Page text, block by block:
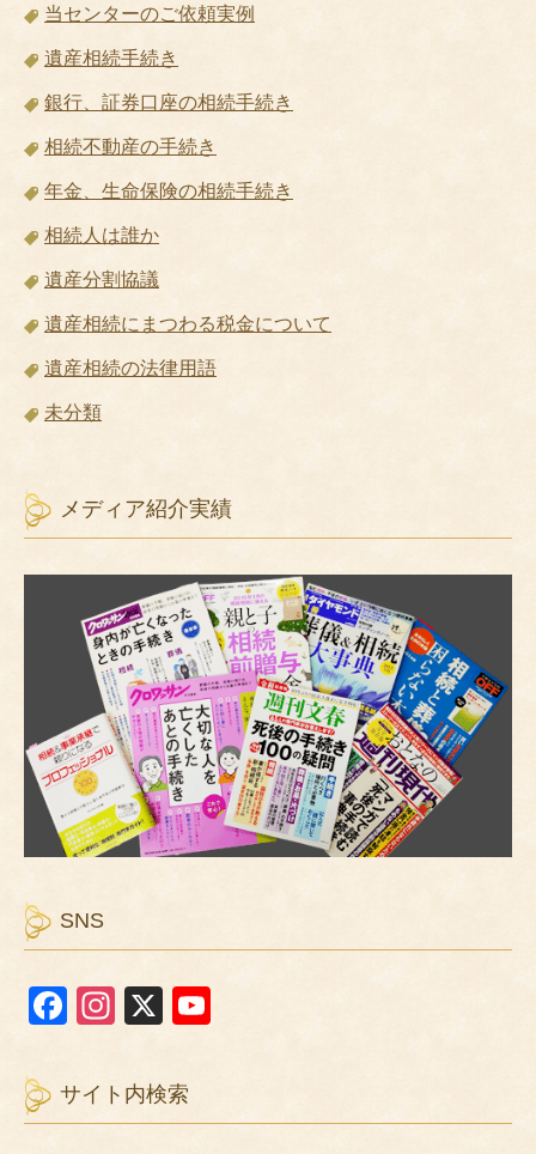
当センターのご依頼実例
遺産相続手続き
銀行、証券口座の相続手続き
相続不動産の手続き
年金、生命保険の相続手続き
相続人は誰か
遺産分割協議
遺産相続にまつわる税金について
遺産相続の法律用語
未分類
メディア紹介実績
SNS
F
c
e
In
a
gr
X
T
サイト内検索